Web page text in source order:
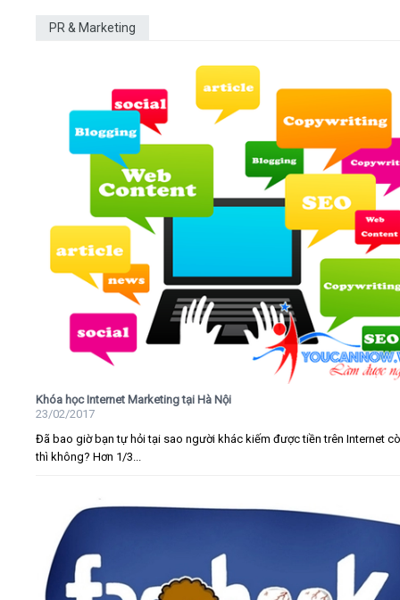
PR & Marketing
Khóa học Internet Marketing tại Hà Nội
23/02/2017
Đã bao giờ bạn tự hỏi tại sao người khác kiếm được tiền trên Internet
thì không? Hơn 1/3...